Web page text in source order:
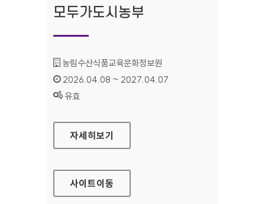
모두가도시농부
기관명 :
농림수산식품교육문화정보원
인증기간 :
2026.04.08 ~ 2027.04.07
상태 :
유효
모두가도시농부
자세히보기
사이트이동